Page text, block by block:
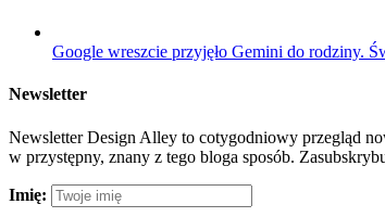
Google wreszcie przyjęło Gemini do rodziny.
Newsletter
Newsletter Design Alley to cotygodniowy przegląd
w przystępny, znany z tego bloga sposób.
Imię: